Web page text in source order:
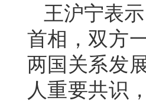
王沪宁表
首相，双方
两国关系发
人重要共识